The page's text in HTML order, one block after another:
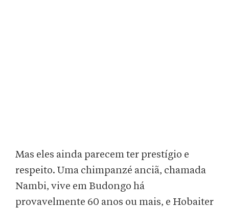
Mas eles ainda parecem ter prestígio e
respeito. Uma chimpanzé anciã, chamada
Nambi, vive em Budongo há
provavelmente 60 anos ou mais, e Hobaiter